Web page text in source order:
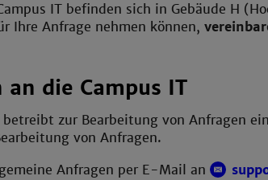
IT befinden sich in Gebäude H
Ihre Anfrage nehmen können,
an die Campus IT
betreibt zur Bearbeitung von Anfragen
von Anfragen.
Anfragen per E-Mail an